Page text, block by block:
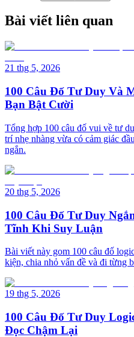
Bài viết liên quan
21 thg 5, 2026
100 Câu Đố Tư Duy Và
Bạn Bật Cười
Tổng hợp 100 câu đố vui về tư
trí nhẹ nhàng vừa có cảm giác
ngắn.
20 thg 5, 2026
100 Câu Đố Tư Duy
Tĩnh Khi Suy Luận
Bài viết này gom 100 câu đố
kiện, chia nhỏ vấn đề và đi từng
19 thg 5, 2026
100 Câu Đố Tư Duy
Đọc Chậm Lại